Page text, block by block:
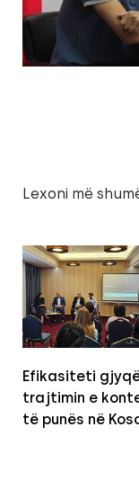
Lexoni më
Efikasiteti
trajtimin e
të punës në